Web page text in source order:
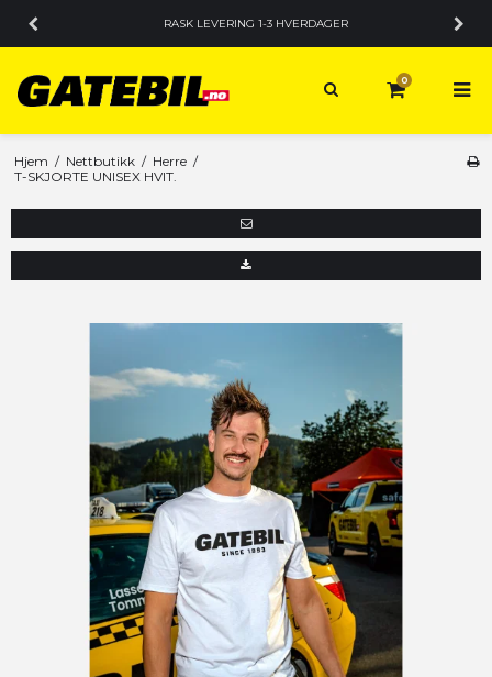
RASK LEVERING 1-3 HVERDAGER
0
Hjem / Nettbutikk / Herre /
T-SKJORTE UNISEX HVIT.